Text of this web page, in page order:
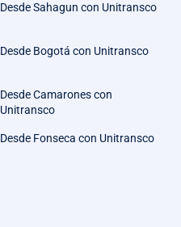
Desde Sahagun con Unitransco
Desde Bogotá con Unitransco
Desde Camarones con
Unitransco
Desde Fonseca con Unitransco